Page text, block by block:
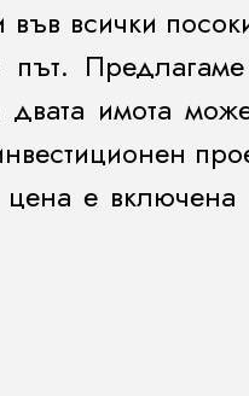
всички
път.
имота
е включена